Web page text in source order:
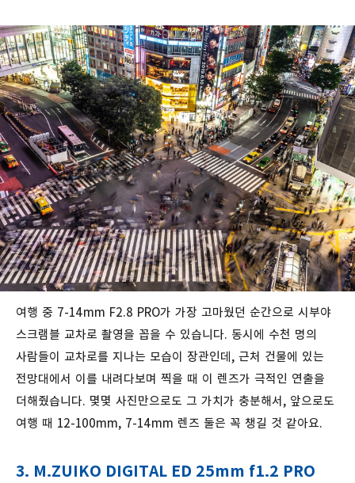
여행 중 7-14mm F2.8 PRO가 가장 고마웠던 순간으로 시부야
스크램블 교차로 촬영을 꼽을 수 있습니다. 동시에 수천 명의
사람들이 교차로를 지나는 모습이 장관인데, 근처 건물에 있는
전망대에서 이를 내려다보며 찍을 때 이 렌즈가 극적인 연출을
더해줬습니다. 몇몇 사진만으로도 그 가치가 충분해서, 앞으로도
여행 때 12-100mm, 7-14mm 렌즈 둘은 꼭 챙길 것 같아요.
3. M.ZUIKO DIGITAL ED 25mm f1.2 PRO